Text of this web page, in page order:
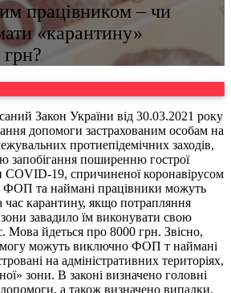
працівником – чи
«карантину»
Закон України від 30.03.2021 року
допомоги застрахованим особам на
протиепідемічних заходів,
запобігання поширенню гострої
COVID-19, спричиненої коронавірусом
ФОП та наймані працівники можуть
карантину, якщо потрапляння
зони завадило їм виконувати свою
Мова йдеться про 8000 грн. Звісно,
можуть виключно ФОП т наймані
на адміністративних територіях,
зони. В законі визначено головні
а також визначено випадки,